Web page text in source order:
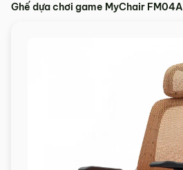
Ghế dựa chơi game MyChair FM04A